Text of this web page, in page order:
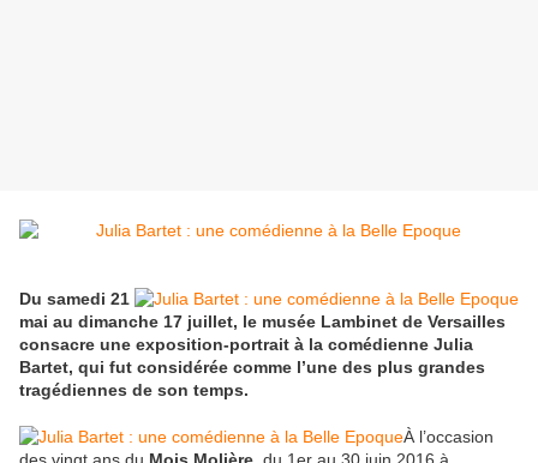
Du samedi 21
mai au dimanche 17 juillet, le musée Lambinet de Versailles
consacre une exposition-portrait à la comédienne Julia
Bartet, qui fut considérée comme l’une des plus grandes
tragédiennes de son temps.
À l’occasion